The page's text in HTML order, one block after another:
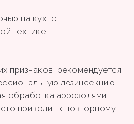
на кухне
технике
признаков, рекомендуется
дезинсекцию
обработка аэрозолями
приводит к повторному